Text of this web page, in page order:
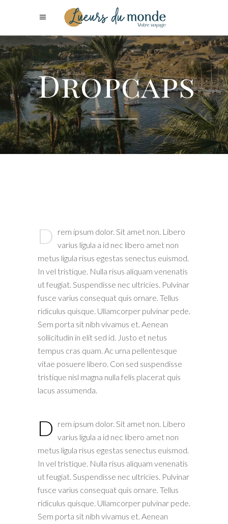
Dropcaps
D rem ipsum dolor. Sit amet non. Libero
varius ligula a id nec libero amet non
metus ligula risus egestas senectus euismod.
In vel tristique. Nulla risus aliquam venenatis
ut feugiat. Suspendisse nec ultricies. Pulvinar
fusce varius consequat quis ornare. Tellus
ridiculus quisque. Ullamcorper pulvinar pede.
Sem porta sit nibh vivamus et. Aenean
sollicitudin in elit sed id. Justo et netus
tempus cras quam. Ac urna pellentesque
vitae posuere libero. Con sed suspendisse
tristique nisl magna nulla felis placerat quis
lacus assumenda.
D rem ipsum dolor. Sit amet non. Libero
varius ligula a id nec libero amet non
metus ligula risus egestas senectus euismod.
In vel tristique. Nulla risus aliquam venenatis
ut feugiat. Suspendisse nec ultricies. Pulvinar
fusce varius consequat quis ornare. Tellus
ridiculus quisque. Ullamcorper pulvinar pede.
Sem porta sit nibh vivamus et. Aenean